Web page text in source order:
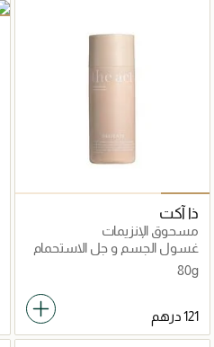
ذا آكت
مسحوق الإنزيمات
غسول الجسم و جل الاستحمام
80g